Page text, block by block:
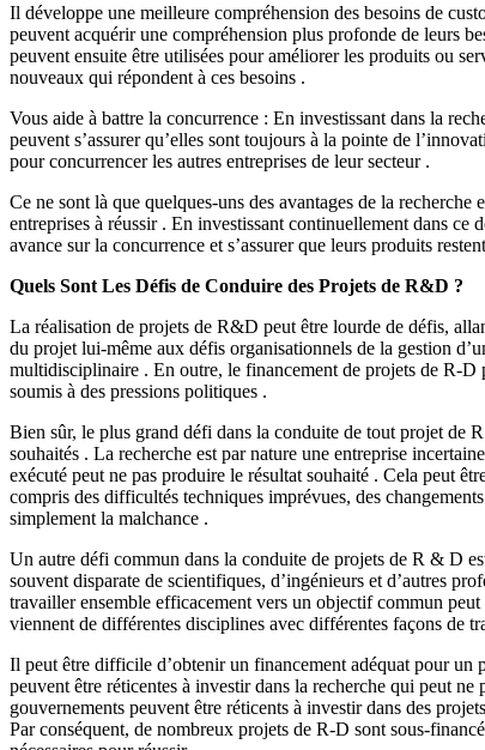
Il développe une meilleure compréhension des besoins de
peuvent acquérir une compréhension plus profonde de leurs
peuvent ensuite être utilisées pour améliorer les produits ou
nouveaux qui répondent à ces besoins .
Vous aide à battre la concurrence : En investissant dans la
peuvent s’assurer qu’elles sont toujours à la pointe de
pour concurrencer les autres entreprises de leur secteur .
Ce ne sont là que quelques-uns des avantages de la
entreprises à réussir . En investissant continuellement dans ce
avance sur la concurrence et s’assurer que leurs produits
Quels Sont Les Défis de Conduire des Projets de R&D ?
La réalisation de projets de R&D peut être lourde de défis,
du projet lui-même aux défis organisationnels de la gestion
multidisciplinaire . En outre, le financement de projets de R-D
soumis à des pressions politiques .
Bien sûr, le plus grand défi dans la conduite de tout projet de
souhaités . La recherche est par nature une entreprise
exécuté peut ne pas produire le résultat souhaité . Cela peut
compris des difficultés techniques imprévues, des
simplement la malchance .
Un autre défi commun dans la conduite de projets de R & D
souvent disparate de scientifiques, d’ingénieurs et d’autres
travailler ensemble efficacement vers un objectif commun
viennent de différentes disciplines avec différentes façons de
Il peut être difficile d’obtenir un financement adéquat pour un
peuvent être réticentes à investir dans la recherche qui peut
gouvernements peuvent être réticents à investir dans des
Par conséquent, de nombreux projets de R-D sont sous-